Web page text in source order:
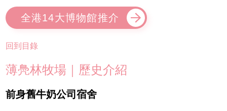
全港14大博物館推介
回到目錄
薄鳧林牧場｜歷史介紹
前身舊牛奶公司宿舍